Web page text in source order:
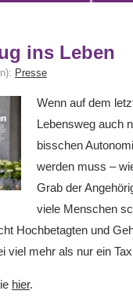
ins Leben
Presse
Wenn auf dem
Lebensweg auch
bisschen
werden muss –
Grab der
viele Menschen
Hochbetagten und
viel mehr als nur ein
hier.